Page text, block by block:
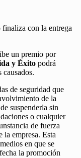
finaliza con la entrega
un premio por
y Éxito podrá
de seguridad que
de la
suspenderla sin
o cualquier
de fuerza
la empresa. Esta
en que se
la promoción